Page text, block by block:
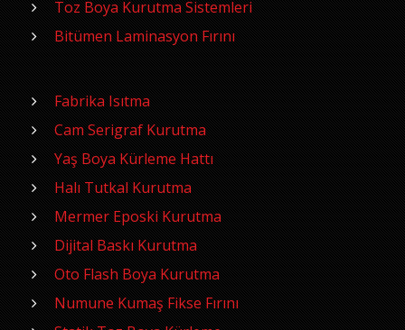
Toz Boya Kurutma Sistemleri
Bitümen Laminasyon Fırını
Fabrika Isıtma
Cam Serigraf Kurutma
Yaş Boya Kürleme Hattı
Halı Tutkal Kurutma
Mermer Eposki Kurutma
Dijital Baskı Kurutma
Oto Flash Boya Kurutma
Numune Kumaş Fikse Fırını